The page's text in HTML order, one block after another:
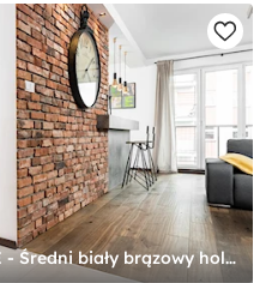
MIESZKANIE W KRAKOWIE - Średni biały brązowy hol / przedpokój, styl nowoczesny - zdjęcie od AP interiors Agata Piwowarczyk